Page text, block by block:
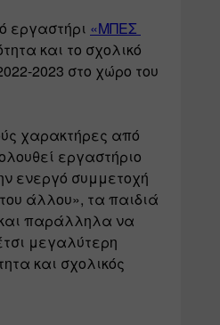
εργαστήρι «ΜΠΕΣ
και το σχολικό
2023 στο χώρο του
χαρακτήρες από
εργαστήριο
ενεργό συμμετοχή
άλλου», τα παιδιά
και παράλληλα να
μεγαλύτερη
και σχολικός